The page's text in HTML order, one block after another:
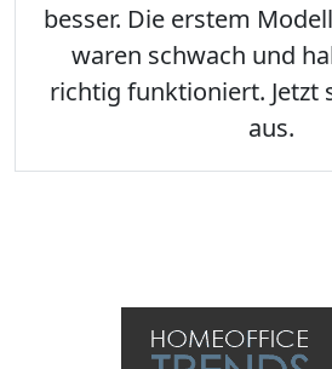
besser. Die erstem
waren schwach und
richtig funktioniert. Jetzt
aus.